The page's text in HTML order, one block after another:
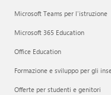
Microsoft Teams per l'istruzione
Microsoft 365 Education
Office Education
Formazione e sviluppo per gli
Offerte per studenti e genitori